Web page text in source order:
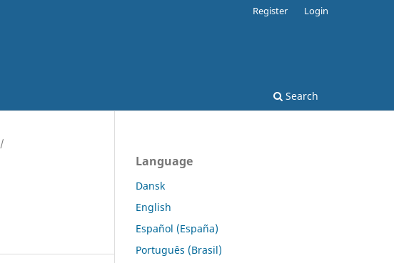
Search
Register Login
/
Language
Dansk
English
Español (España)
Português (Brasil)